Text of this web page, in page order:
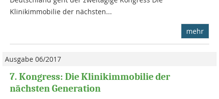
Klinikimmobilie der nächsten...
mehr
Ausgabe 06/2017
7. Kongress: Die Klinikimmobilie der
nächsten Generation